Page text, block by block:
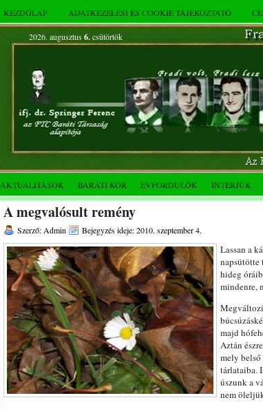
KEZDŐLAP ADATKEZELÉSI ÉS COOKIE TÁJÉKOZTATÓ
2026. augusztus 6.csütörtök
AKTUALITÁSOK BARÁTI KÖR ÉVFORDULÓK INTERJÚK
A megvalósult remény
Szerző: Admin Bejegyzés ideje: 2010. szeptember 4.
Lassan a
napsütötte
hideg
mindenre,
majd
Aztán
mely
tárlataiba.
úszunk a
nem